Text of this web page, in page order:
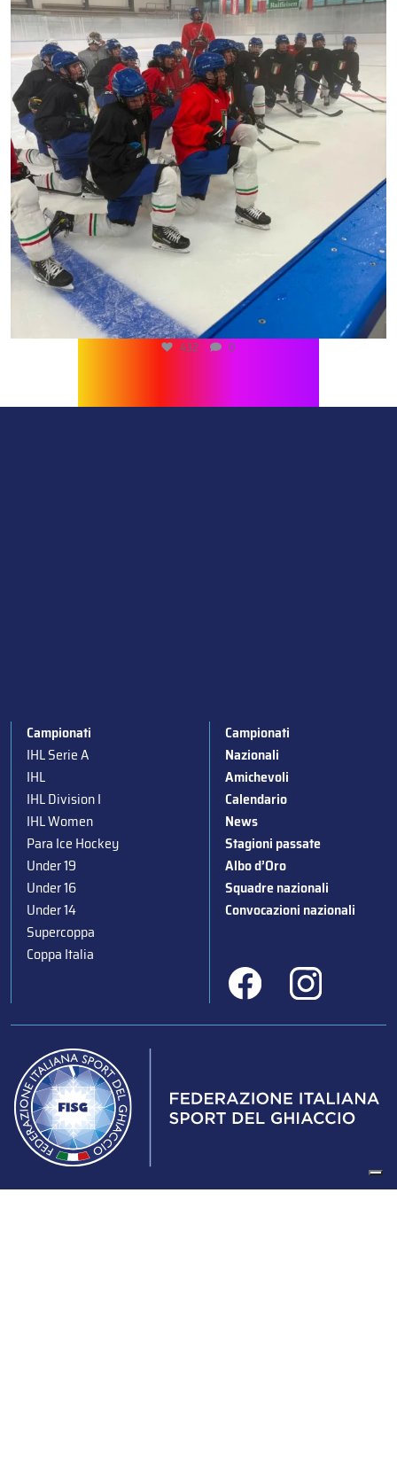
432 0
Campionati
IHL Serie A
IHL
IHL Division I
IHL Women
Para Ice Hockey
Under 19
Under 16
Under 14
Supercoppa
Coppa Italia
Campionati
Nazionali
Amichevoli
Calendario
News
Stagioni passate
Albo d’Oro
Squadre nazionali
Convocazioni nazionali